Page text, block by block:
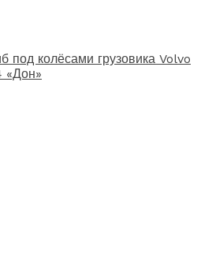
под колёсами грузовика Volvo
«Дон»